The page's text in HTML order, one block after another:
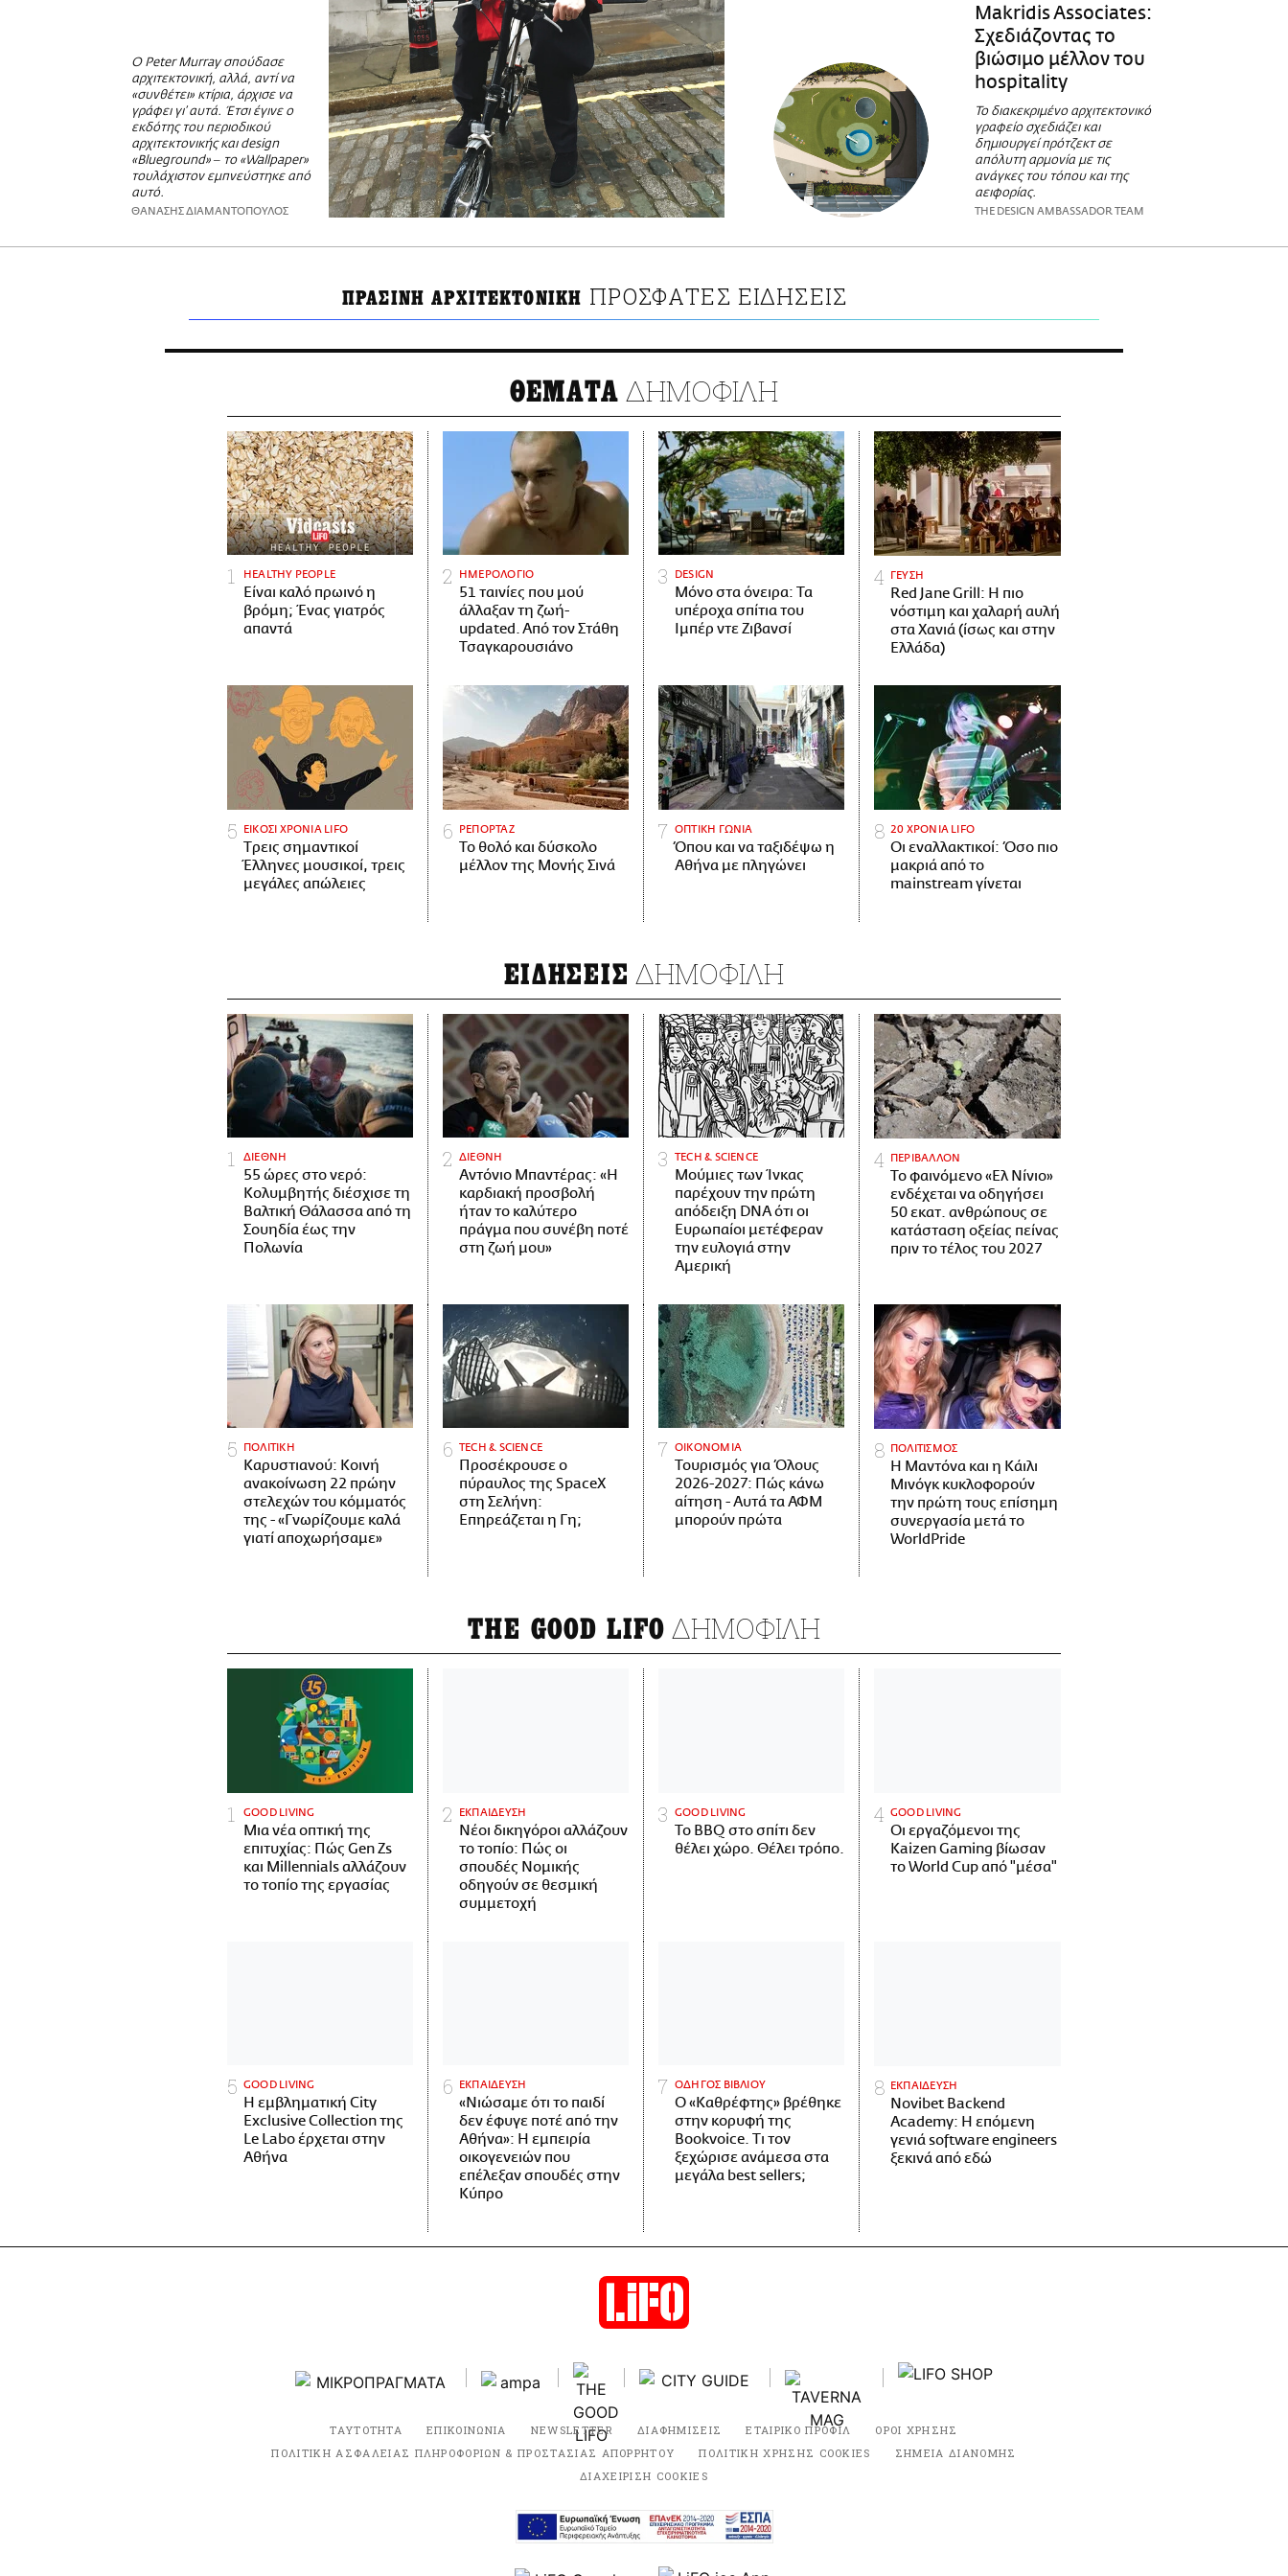
O Peter Murray σπούδασε
αρχιτεκτονική, αλλά, αντί να
«συνθέτει» κτίρια, άρχισε να
γράφει γι’ αυτά. Έτσι έγινε ο
εκδότης του περιοδικού
αρχιτεκτονικής και design
«Blueground» ‒ το «Wallpaper»
τουλάχιστον εμπνεύστηκε από
αυτό.
ΘΑΝΑΣΗΣ ΔΙΑΜΑΝΤΟΠΟΥΛΟΣ
Makridis Associates:
Σχεδιάζοντας το
βιώσιμο μέλλον του
hospitality
To διακεκριμένο αρχιτεκτονικό
γραφείο σχεδιάζει και
δημιουργεί πρότζεκτ σε
απόλυτη αρμονία με τις
ανάγκες του τόπου και της
αειφορίας.
THE DESIGN AMBASSADOR TEAM
ΠΡΑΣΙΝΗ ΑΡΧΙΤΕΚΤΟΝΙΚΗ ΠΡΟΣΦΑΤΕΣ ΕΙΔΗΣΕΙΣ
ΘΕΜΑΤΑ ΔΗΜΟΦΙΛΗ
HEALTHY PEOPLE
Είναι καλό πρωινό η
βρόμη; Ένας γιατρός
απαντά
ΗΜΕΡΟΛΟΓΙΟ
51 ταινίες που μού
άλλαξαν τη ζωή-
updated. Aπό τον Στάθη
Τσαγκαρουσιάνο
DESIGN
Μόνο στα όνειρα: Τα
υπέροχα σπίτια του
Ιμπέρ ντε Ζιβανσί
ΓΕΥΣΗ
Red Jane Grill: Η πιο
νόστιμη και χαλαρή αυλή
στα Χανιά (ίσως και στην
Ελλάδα)
ΕΙΚΟΣΙ ΧΡΟΝΙΑ LIFO
Tρεις σημαντικοί
Έλληνες μουσικοί, τρεις
μεγάλες απώλειες
ΡΕΠΟΡΤΑΖ
Το θολό και δύσκολο
μέλλον της Μονής Σινά
ΟΠΤΙΚΗ ΓΩΝΙΑ
Όπου και να ταξιδέψω η
Αθήνα με πληγώνει
20 ΧΡΟΝΙΑ LIFO
Οι εναλλακτικοί: Όσο πιο
μακριά από το
mainstream γίνεται
ΕΙΔΗΣΕΙΣ ΔΗΜΟΦΙΛΗ
ΔΙΕΘΝΗ
55 ώρες στο νερό:
Κολυμβητής διέσχισε τη
Βαλτική Θάλασσα από τη
Σουηδία έως την
Πολωνία
ΔΙΕΘΝΗ
Αντόνιο Μπαντέρας: «Η
καρδιακή προσβολή
ήταν το καλύτερο
πράγμα που συνέβη ποτέ
στη ζωή μου»
ΤECH & SCIENCE
Μούμιες των Ίνκας
παρέχουν την πρώτη
απόδειξη DNA ότι οι
Ευρωπαίοι μετέφεραν
την ευλογιά στην
Αμερική
ΠΕΡΙΒΑΛΛΟΝ
Το φαινόμενο «Ελ Νίνιο»
ενδέχεται να οδηγήσει
50 εκατ. ανθρώπους σε
κατάσταση οξείας πείνας
πριν το τέλος του 2027
ΠΟΛΙΤΙΚΗ
Καρυστιανού: Κοινή
ανακοίνωση 22 πρώην
στελεχών του κόμματός
της - «Γνωρίζουμε καλά
γιατί αποχωρήσαμε»
ΤECH & SCIENCE
Προσέκρουσε ο
πύραυλος της SpaceX
στη Σελήνη:
Επηρεάζεται η Γη;
ΟΙΚΟΝΟΜΙΑ
Τουρισμός για Όλους
2026-2027: Πώς κάνω
αίτηση - Αυτά τα ΑΦΜ
μπορούν πρώτα
ΠΟΛΙΤΙΣΜΟΣ
Η Μαντόνα και η Κάιλι
Μινόγκ κυκλοφορούν
την πρώτη τους επίσημη
συνεργασία μετά το
WorldPride
THE GOOD LIFO ΔΗΜΟΦΙΛΗ
GOOD LIVING
Μια νέα οπτική της
επιτυχίας: Πώς Gen Zs
και Millennials αλλάζουν
το τοπίο της εργασίας
ΕΚΠΑΙΔΕΥΣΗ
Νέοι δικηγόροι αλλάζουν
το τοπίο: Πώς οι
σπουδές Νομικής
οδηγούν σε θεσμική
συμμετοχή
GOOD LIVING
Το BBQ στο σπίτι δεν
θέλει χώρο. Θέλει τρόπο.
GOOD LIVING
Οι εργαζόμενοι της
Kaizen Gaming βίωσαν
το World Cup από "μέσα"
GOOD LIVING
Η εμβληματική City
Exclusive Collection της
Le Labo έρχεται στην
Αθήνα
ΕΚΠΑΙΔΕΥΣΗ
«Νιώσαμε ότι το παιδί
δεν έφυγε ποτέ από την
Αθήνα»: Η εμπειρία
οικογενειών που
επέλεξαν σπουδές στην
Κύπρο
ΟΔΗΓΟΣ ΒΙΒΛΙΟΥ
Ο «Καθρέφτης» βρέθηκε
στην κορυφή της
Bookvoice. Τι τον
ξεχώρισε ανάμεσα στα
μεγάλα best sellers;
ΕΚΠΑΙΔΕΥΣΗ
Novibet Backend
Academy: Η επόμενη
γενιά software engineers
ξεκινά από εδώ
ΤΑΥΤΟΤΗΤΑ ΕΠΙΚΟΙΝΩΝΙΑ NEWSLETTER ΔΙΑΦΗΜΙΣΕΙΣ ΕΤΑΙΡΙΚΟ ΠΡΟΦΙΛ
ΟΡΟΙ ΧΡΗΣΗΣ
ΠΟΛΙΤΙΚΗ ΑΣΦΑΛΕΙΑΣ ΠΛΗΡΟΦΟΡΙΩΝ & ΠΡΟΣΤΑΣΙΑΣ ΑΠΟΡΡΗΤΟΥ
ΠΟΛΙΤΙΚΗ ΧΡΗΣΗΣ COOKIES
ΣΗΜΕΙΑ ΔΙΑΝΟΜΗΣ
ΔΙΑΧΕΙΡΙΣΗ COOKIES